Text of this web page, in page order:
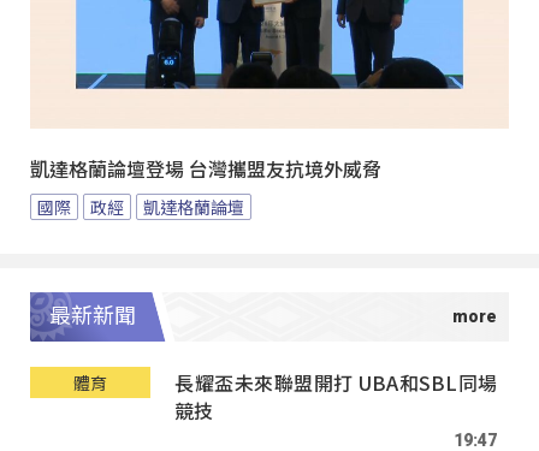
凱達格蘭論壇登場 台灣攜盟友抗境外威脅
國際 政經 凱達格蘭論壇
最新新聞
體育
長耀盃未來聯盟開打 UBA和SBL同場
競技
19:47